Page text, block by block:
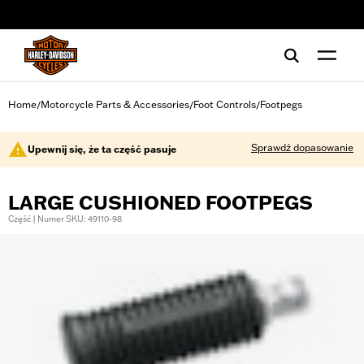
Home/Motorcycle Parts & Accessories/Foot Controls/Footpegs
Upewnij się, że ta część pasuje Sprawdź dopasowanie
LARGE CUSHIONED FOOTPEGS
Część | Numer SKU: 49110-98